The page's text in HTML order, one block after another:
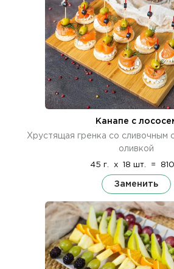
Канапе с
Хрустящая гренка со сливочным
оливкой
45 г. x 18 шт. = 810
Заменить